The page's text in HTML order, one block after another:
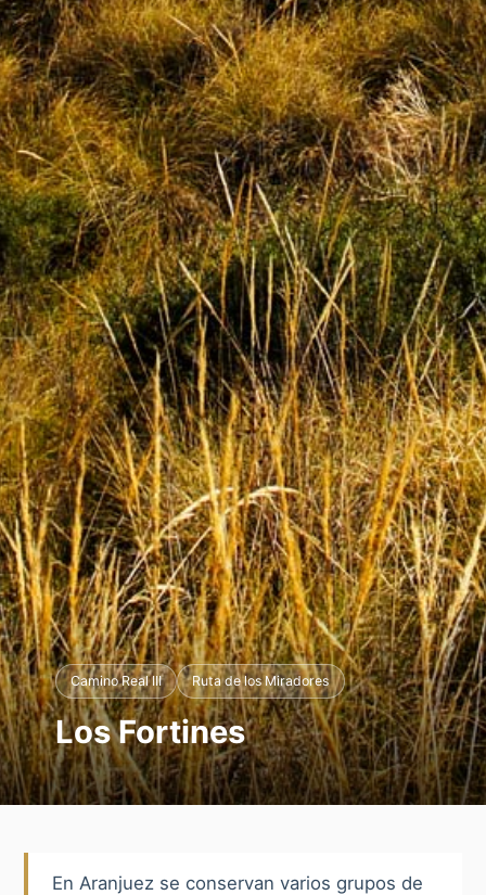
Camino Real III Ruta de los Miradores
Los Fortines
En Aranjuez se conservan varios grupos de